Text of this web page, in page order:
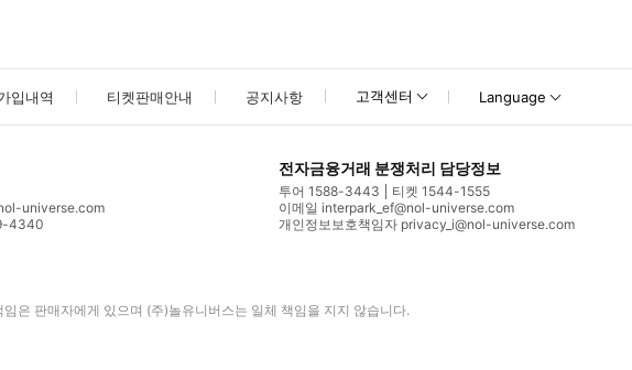
입내역 티켓판매안내 공지사항 고객센터 Language
universe.com
4340
전자금융거래 분쟁처리 담당정보
투어 1588-3443
티켓 1544-1555
이메일 interpark_ef@nol-universe.com
개인정보보호책임자 privacy_i@nol-universe.com
은 판매자에게 있으며 (주)놀유니버스는 일체 책임을 지지 않습니다.